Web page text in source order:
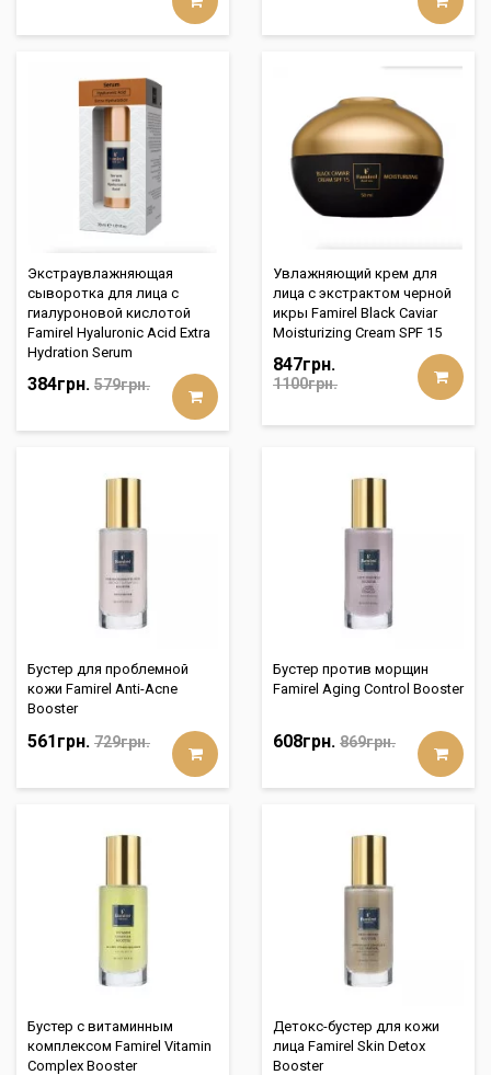
Экстраувлажняющая
сыворотка для лица с
гиалуроновой кислотой
Famirel Hyaluronic Acid Extra
Hydration Serum
384грн. 579грн.
Увлажняющий крем для
лица с экстрактом черной
икры Famirel Black Caviar
Moisturizing Cream SPF 15
847грн.
1100грн.
Бустер для проблемной
кожи Famirel Anti-Acne
Booster
561грн. 729грн.
Бустер против морщин
Famirel Aging Control Booster
608грн. 869грн.
Бустер с витаминным
комплексом Famirel Vitamin
Complex Booster
Детокс-бустер для кожи
лица Famirel Skin Detox
Booster